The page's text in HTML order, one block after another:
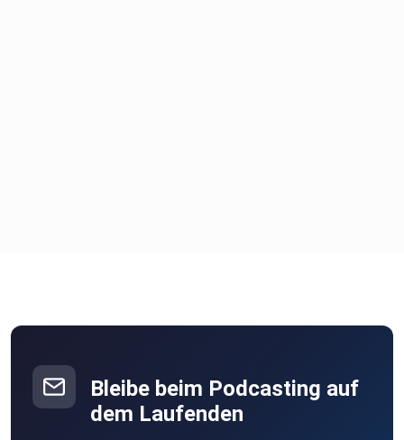
Bleibe beim Podcasting auf
dem Laufenden